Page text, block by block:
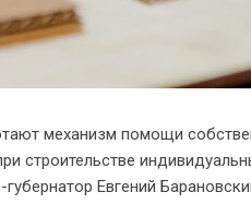
механизм помощи
строительстве
Евгений